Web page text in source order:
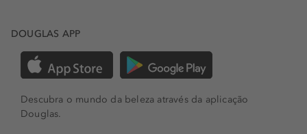
DOUGLAS APP
Descubra o mundo da beleza através da aplicação
Douglas.